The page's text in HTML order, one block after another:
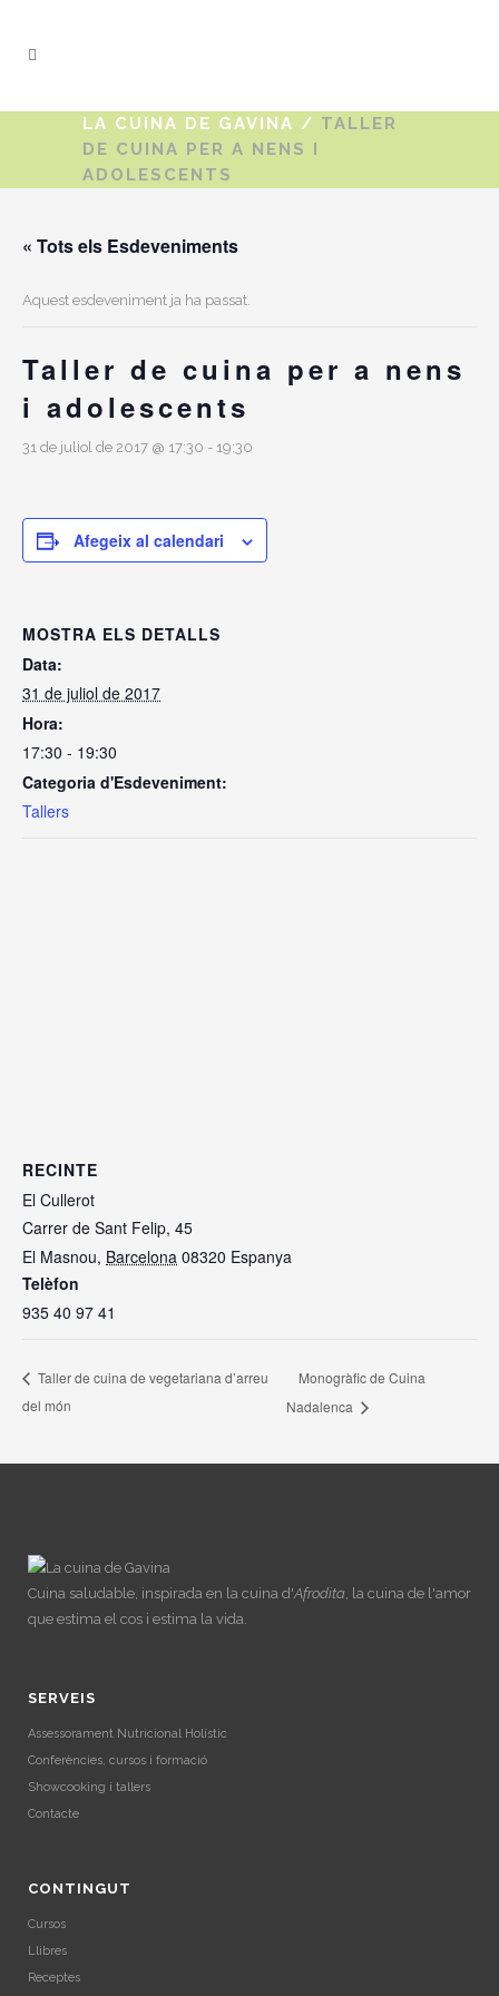
LA CUINA DE GAVINA / TALLER
DE CUINA PER A NENS I
ADOLESCENTS
« Tots els Esdeveniments
Aquest esdeveniment ja ha passat.
Taller de cuina per a nens
i adolescents
31 de juliol de 2017 @ 17:30 - 19:30
Afegeix al calendari
MOSTRA ELS DETALLS
Data:
31 de juliol de 2017
Hora:
17:30 - 19:30
Categoria d'Esdeveniment:
Tallers
RECINTE
El Cullerot
Carrer de Sant Felip, 45
El Masnou, Barcelona 08320 Espanya
Telèfon
935 40 97 41
Taller de cuina de vegetariana d’arreu
del món
Monogràfic de Cuina
Nadalenca
Cuina saludable, inspirada en la cuina d'Afrodita, la cuina de l'amor
que estima el cos i estima la vida.
SERVEIS
Assessorament Nutricional Holístic
Conferències, cursos i formació
Showcooking i tallers
Contacte
CONTINGUT
Cursos
Llibres
Receptes